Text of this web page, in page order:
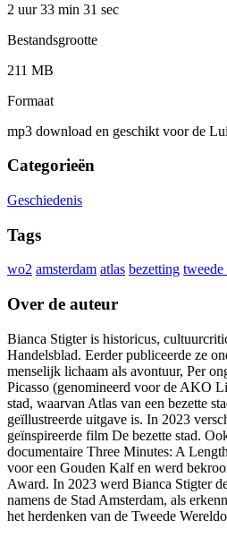
2 uur 33 min 31 sec
Bestandsgrootte
211 MB
Formaat
mp3 download en geschikt voor de
Categorieën
Geschiedenis
Tags
wo2 amsterdam atlas bezetting
Over de auteur
Bianca Stigter is historicus,
Handelsblad. Eerder publiceerde ze
menselijk lichaam als avontuur, Per
Picasso (genomineerd voor de AKO
stad, waarvan Atlas van een bezette
geïllustreerde uitgave is. In 2023
geïnspireerde film De bezette stad.
documentaire Three Minutes: A
voor een Gouden Kalf en werd
Award. In 2023 werd Bianca Stigter
namens de Stad Amsterdam, als
het herdenken van de Tweede